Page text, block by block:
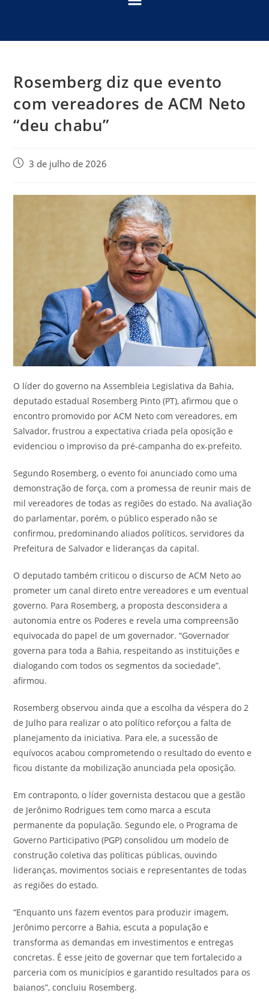
Rosemberg diz que evento
com vereadores de ACM Neto
“deu chabu”
3 de julho de 2026
O líder do governo na Assembleia Legislativa da Bahia,
deputado estadual Rosemberg Pinto (PT), afirmou que o
encontro promovido por ACM Neto com vereadores, em
Salvador, frustrou a expectativa criada pela oposição e
evidenciou o improviso da pré-campanha do ex-prefeito.
Segundo Rosemberg, o evento foi anunciado como uma
demonstração de força, com a promessa de reunir mais de
mil vereadores de todas as regiões do estado. Na avaliação
do parlamentar, porém, o público esperado não se
confirmou, predominando aliados políticos, servidores da
Prefeitura de Salvador e lideranças da capital.
O deputado também criticou o discurso de ACM Neto ao
prometer um canal direto entre vereadores e um eventual
governo. Para Rosemberg, a proposta desconsidera a
autonomia entre os Poderes e revela uma compreensão
equivocada do papel de um governador. “Governador
governa para toda a Bahia, respeitando as instituições e
dialogando com todos os segmentos da sociedade”,
afirmou.
Rosemberg observou ainda que a escolha da véspera do 2
de Julho para realizar o ato político reforçou a falta de
planejamento da iniciativa. Para ele, a sucessão de
equívocos acabou comprometendo o resultado do evento e
ficou distante da mobilização anunciada pela oposição.
Em contraponto, o líder governista destacou que a gestão
de Jerônimo Rodrigues tem como marca a escuta
permanente da população. Segundo ele, o Programa de
Governo Participativo (PGP) consolidou um modelo de
construção coletiva das políticas públicas, ouvindo
lideranças, movimentos sociais e representantes de todas
as regiões do estado.
“Enquanto uns fazem eventos para produzir imagem,
Jerônimo percorre a Bahia, escuta a população e
transforma as demandas em investimentos e entregas
concretas. É esse jeito de governar que tem fortalecido a
parceria com os municípios e garantido resultados para os
baianos”, concluiu Rosemberg.